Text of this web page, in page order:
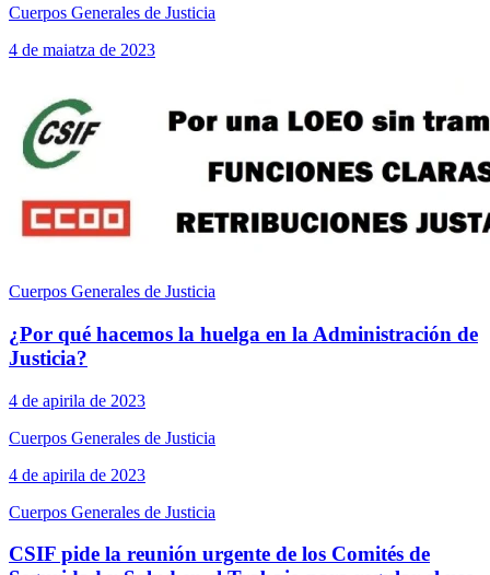
Cuerpos Generales de Justicia
4 de maiatza de 2023
Cuerpos Generales de Justicia
¿Por qué hacemos la huelga en la Administración de
Justicia?
4 de apirila de 2023
Cuerpos Generales de Justicia
4 de apirila de 2023
Cuerpos Generales de Justicia
CSIF pide la reunión urgente de los Comités de